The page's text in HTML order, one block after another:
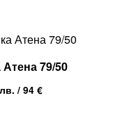
79/50
лв. / 94 €